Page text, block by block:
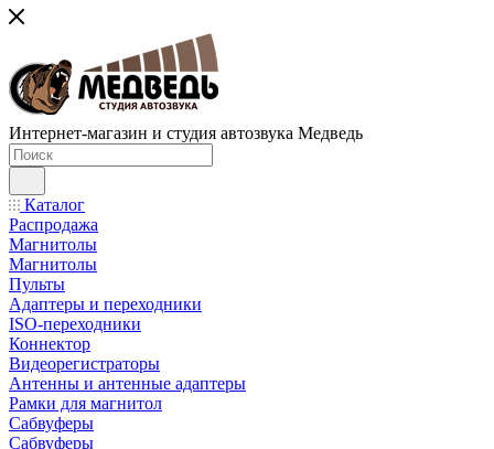
Интернет-магазин и студия автозвука Медведь
Каталог
Распродажа
Магнитолы
Магнитолы
Пульты
Адаптеры и переходники
ISO-переходники
Коннектор
Видеорегистраторы
Антенны и антенные адаптеры
Рамки для магнитол
Сабвуферы
Сабвуферы